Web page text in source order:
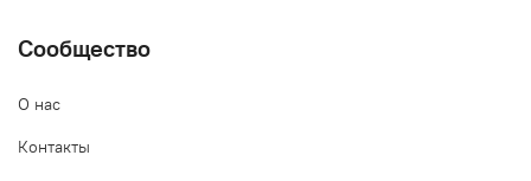
Сообщество
О нас
Контакты